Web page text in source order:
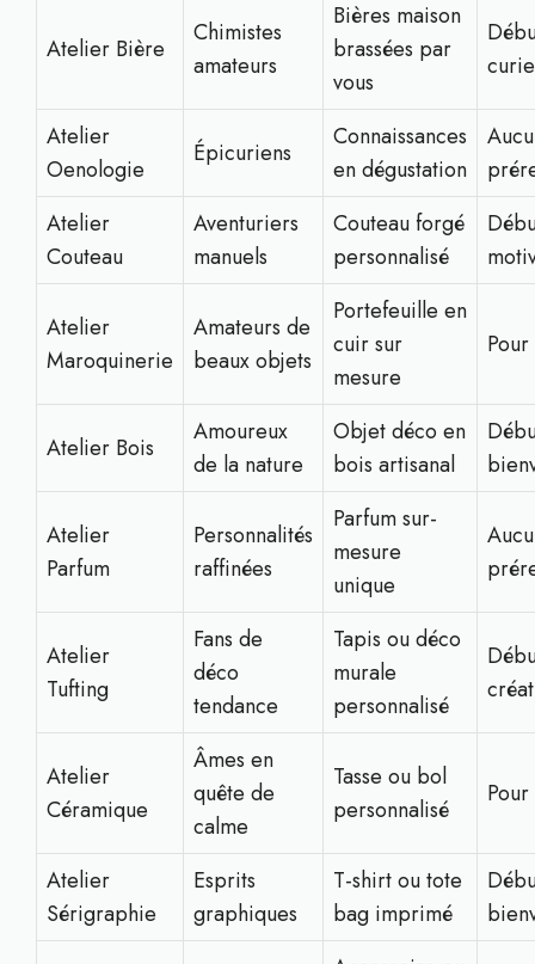
Atelier Bière
Chimistes
amateurs
Bières maison
brassées par
vous
Atelier
Oenologie
Épicuriens
Connaissances
en dégustation
Atelier
Couteau
Aventuriers
manuels
Couteau forgé
personnalisé
Atelier
Maroquinerie
Amateurs de
beaux objets
Portefeuille en
cuir sur
mesure
Atelier Bois
Amoureux
de la nature
Objet déco en
bois artisanal
Atelier
Parfum
Personnalités
raffinées
Parfum sur-
mesure
unique
Atelier
Tufting
Fans de
déco
tendance
Tapis ou déco
murale
personnalisé
Atelier
Céramique
Âmes en
quête de
calme
Tasse ou bol
personnalisé
Atelier
Sérigraphie
Esprits
graphiques
T-shirt ou tote
bag imprimé